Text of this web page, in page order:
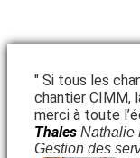
" Si tous les
chantier CIMM,
merci à toute
Thales Nathalie
Gestion des